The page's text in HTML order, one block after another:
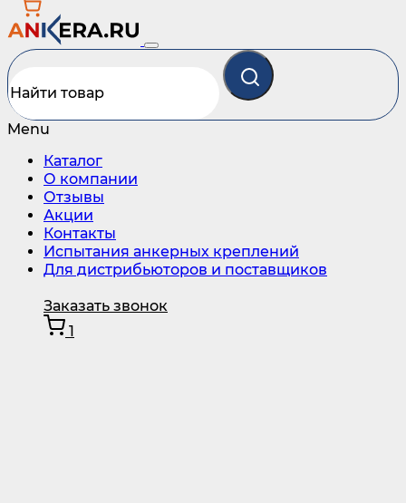
Menu
Каталог
О компании
Отзывы
Акции
Контакты
Испытания анкерных креплений
Для дистрибьюторов и поставщиков
Заказать звонок
1